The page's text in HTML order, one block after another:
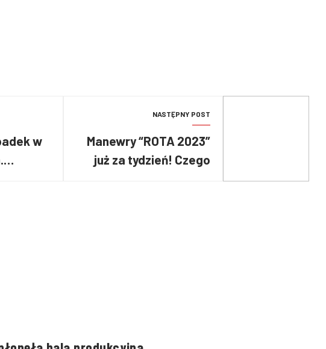
w
NASTĘPNY POST
Manewry “ROTA 2023”
już za tydzień! Czego